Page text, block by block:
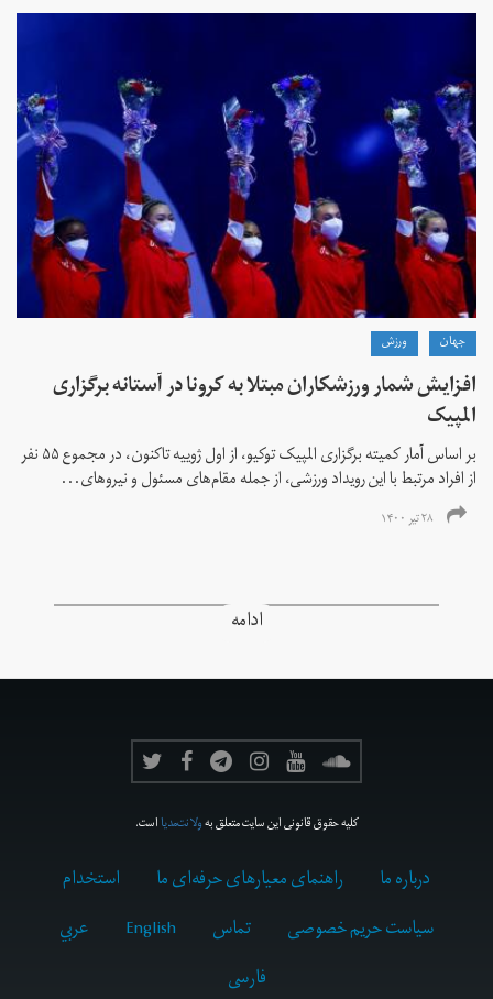
جهان ورزش
افزایش شمار ورزشکاران مبتلا به کرونا در آستانه برگزاری
المپیک
بر اساس آمار کمیته برگزاری المپیک توکیو، از اول ژوییه تاکنون، در مجموع ۵۵ نفر
از افراد مرتبط با این رویداد ورزشی، از جمله مقام‌های مسئول و نیروهای...
۲۸ تیر ۱۴۰۰
ادامه
کلیه حقوق قانونی این سایت متعلق بهولانت‌مدیااست.
درباره ما راهنمای معیارهای حرفه‌ای ما
استخدام
سیاست حریم خصوصی
تماس English
عربي
فارسى